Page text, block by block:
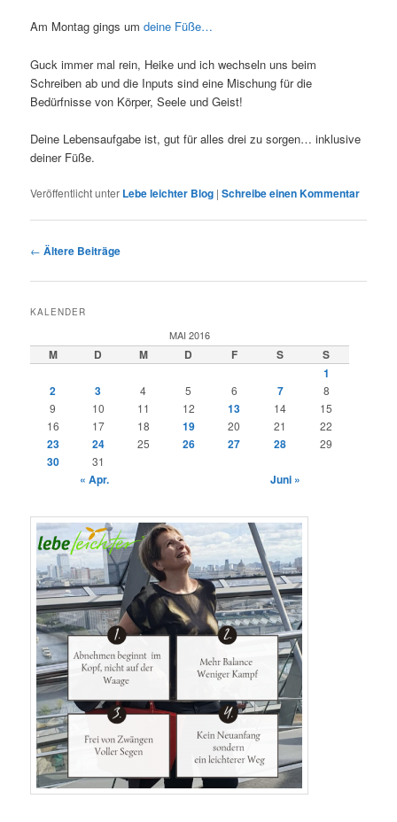
Am Montag gings um deine Füße…
Guck immer mal rein, Heike und ich wechseln uns beim
Schreiben ab und die Inputs sind eine Mischung für die
Bedürfnisse von Körper, Seele und Geist!
Deine Lebensaufgabe ist, gut für alles drei zu sorgen… inklusive
deiner Füße.
Veröffentlicht unter Lebe leichter Blog |Schreibe einen Kommentar
Beitragsnavigation
← Ältere Beiträge
KALENDER
MAI 2016
M D M D F S
S
1
2
3 4 5 6 7
8
9
10 11 12 13 14
15
16
17 18 19 20 21 22
23 24 25 26 27 28 29
30 31
« Apr. Juni »